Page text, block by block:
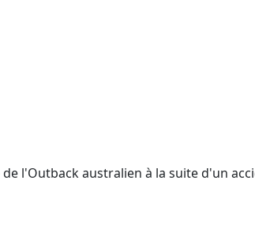
l'Outback australien à la suite d'un